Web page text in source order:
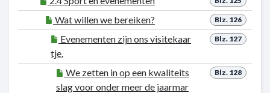
Blz. 126
Wat willen we bereiken?
Blz. 127
Evenementen zijn ons visitekaar
tje.
Blz. 128
We zetten in op een kwaliteits
slag voor onder meer de jaarmar